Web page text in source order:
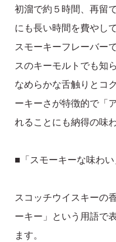
初溜で約５時間、再留
にも長い時間を費やし
スモーキーフレーバー
スのキーモルトでも知
なめらかな舌触りとコ
ーキーさが特徴的で「
れることにも納得の味
■「スモーキーな味わ
スコッチウイスキーの
ーキー」という用語で
ます。